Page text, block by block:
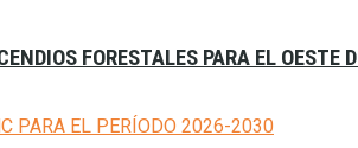
FORESTALES PARA EL OESTE